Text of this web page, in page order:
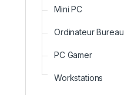
Mini PC
Ordinateur Bureau
PC Gamer
Workstations